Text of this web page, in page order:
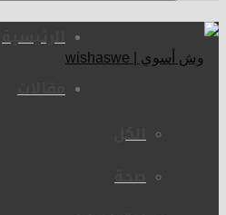
الرئيسية
مقالات
الكل
صحة